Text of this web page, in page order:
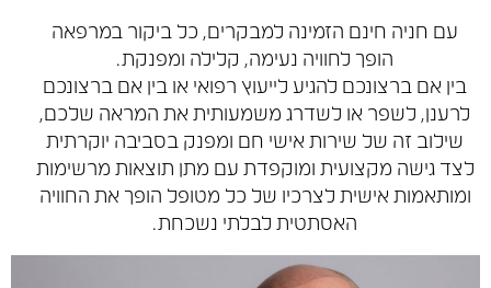
עם חניה חינם הזמינה למבקרים, כל ביקור במרפאה
הופך לחוויה נעימה, קלילה ומפנקת.
בין אם ברצונכם להגיע לייעוץ רפואי או בין אם ברצונכם
לשפר או לשדרג משמעותית את המראה שלכם,
שילוב זה של שירות אישי חם ומפנק בסביבה יוקרתית
גישה מקצועית ומוקפדת עם מתן תוצאות מרשימות
אישית לצרכיו של כל מטופל הופך את החוויה
האסתטית לבלתי נשכחת.